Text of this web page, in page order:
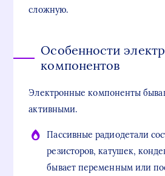
сложную.
Особенности
компонентов
Электронные компоненты
активными.
Пассивные радиодетали
резисторов, катушек,
бывает переменным или